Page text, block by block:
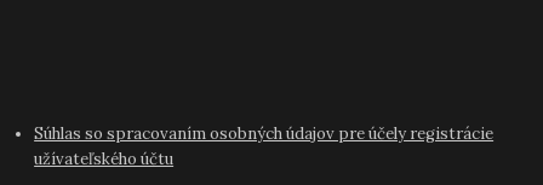
Súhlas so spracovaním osobných údajov pre účely registrácie
užívateľského účtu